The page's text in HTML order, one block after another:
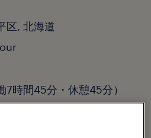
区, 北海道
時間45分・休憩45分）